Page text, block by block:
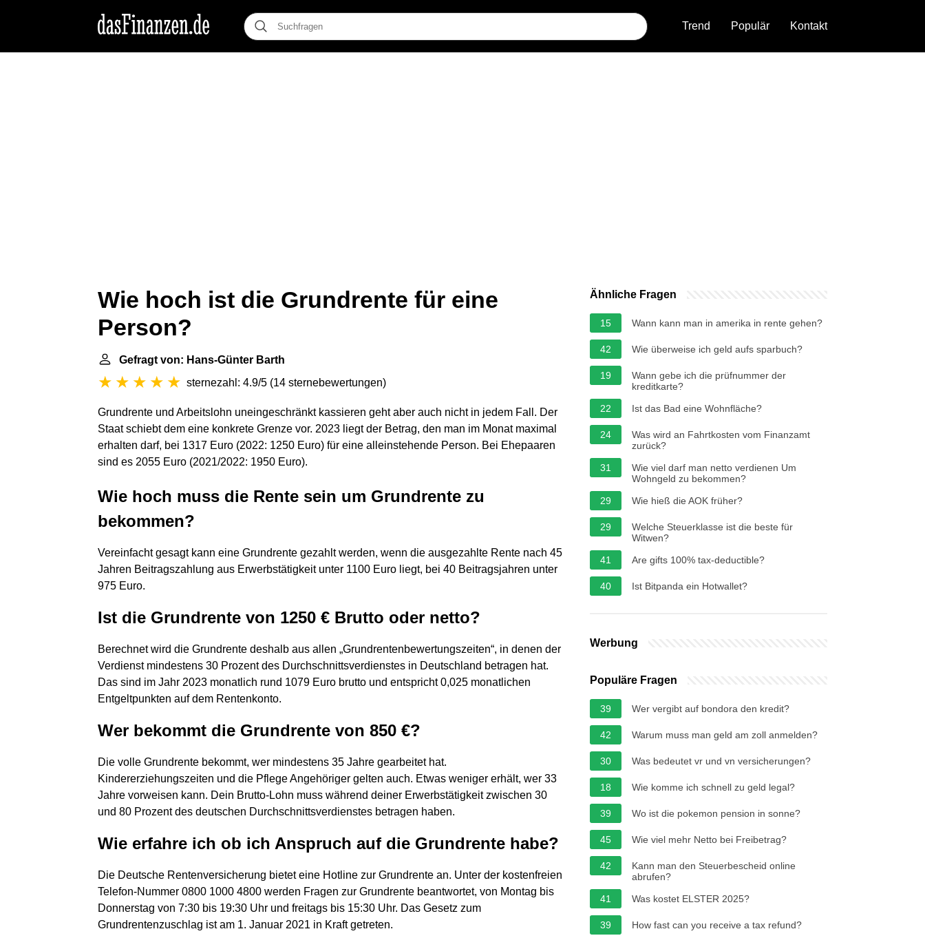
Trend Populär Kontakt
Wie hoch ist die Grundrente für eine
Person?
Gefragt von: Hans-Günter Barth
sternezahl: 4.9/5 (14 sternebewertungen)
Grundrente und Arbeitslohn uneingeschränkt kassieren geht aber auch nicht in jedem Fall. Der
Staat schiebt dem eine konkrete Grenze vor. 2023 liegt der Betrag, den man im Monat maximal
erhalten darf, bei 1317 Euro (2022: 1250 Euro) für eine alleinstehende Person. Bei Ehepaaren
sind es 2055 Euro (2021/2022: 1950 Euro).
Wie hoch muss die Rente sein um Grundrente zu
bekommen?
Vereinfacht gesagt kann eine Grundrente gezahlt werden, wenn die ausgezahlte Rente nach 45
Jahren Beitragszahlung aus Erwerbstätigkeit unter 1100 Euro liegt, bei 40 Beitragsjahren unter
975 Euro.
Ist die Grundrente von 1250 € Brutto oder netto?
Berechnet wird die Grundrente deshalb aus allen „Grundrentenbewertungszeiten“, in denen der
Verdienst mindestens 30 Prozent des Durchschnittsverdienstes in Deutschland betragen hat.
Das sind im Jahr 2023 monatlich rund 1079 Euro brutto und entspricht 0,025 monatlichen
Entgeltpunkten auf dem Rentenkonto.
Wer bekommt die Grundrente von 850 €?
Die volle Grundrente bekommt, wer mindestens 35 Jahre gearbeitet hat.
Kindererziehungszeiten und die Pflege Angehöriger gelten auch. Etwas weniger erhält, wer 33
Jahre vorweisen kann. Dein Brutto-Lohn muss während deiner Erwerbstätigkeit zwischen 30
und 80 Prozent des deutschen Durchschnittsverdienstes betragen haben.
Wie erfahre ich ob ich Anspruch auf die Grundrente habe?
Die Deutsche Rentenversicherung bietet eine Hotline zur Grundrente an. Unter der kostenfreien
Telefon-Nummer 0800 1000 4800 werden Fragen zur Grundrente beantwortet, von Montag bis
Donnerstag von 7:30 bis 19:30 Uhr und freitags bis 15:30 Uhr. Das Gesetz zum
Grundrentenzuschlag ist am 1. Januar 2021 in Kraft getreten.
Ähnliche Fragen
15 Wann kann man in amerika in rente gehen?
42 Wie überweise ich geld aufs sparbuch?
19
Wann gebe ich die prüfnummer der
kreditkarte?
22
Ist das Bad eine Wohnfläche?
24
Was wird an Fahrtkosten vom Finanzamt
zurück?
31
Wie viel darf man netto verdienen Um
Wohngeld zu bekommen?
29
Wie hieß die AOK früher?
29
Welche Steuerklasse ist die beste für
Witwen?
41
Are gifts 100% tax-deductible?
40 Ist Bitpanda ein Hotwallet?
Werbung
Populäre Fragen
39 Wer vergibt auf bondora den kredit?
42 Warum muss man geld am zoll anmelden?
30 Was bedeutet vr und vn versicherungen?
18 Wie komme ich schnell zu geld legal?
39 Wo ist die pokemon pension in sonne?
45 Wie viel mehr Netto bei Freibetrag?
42
Kann man den Steuerbescheid online
abrufen?
41
Was kostet ELSTER 2025?
39 How fast can you receive a tax refund?